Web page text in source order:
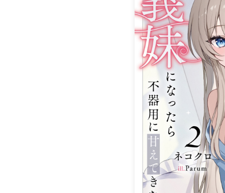
コミッククリエ